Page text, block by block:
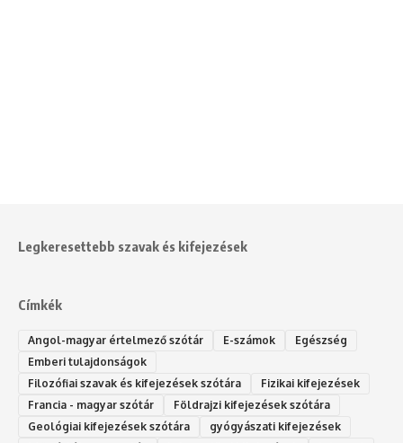
Legkeresettebb szavak és kifejezések
Címkék
Angol-magyar értelmező szótár E-számok
Egészség
Emberi tulajdonságok
Filozófiai szavak és kifejezések szótára
Fizikai kifejezések
Francia - magyar szótár
Földrajzi kifejezések szótára
Geológiai kifejezések szótára
gyógyászati kifejezések